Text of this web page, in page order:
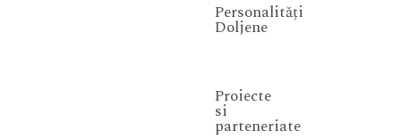
Personalități
Doljene
Proiecte
si
parteneriate